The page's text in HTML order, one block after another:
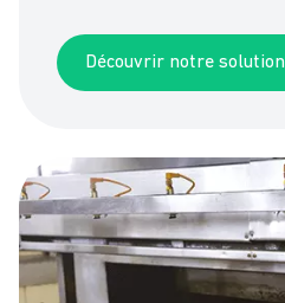
Découvrir notre solution